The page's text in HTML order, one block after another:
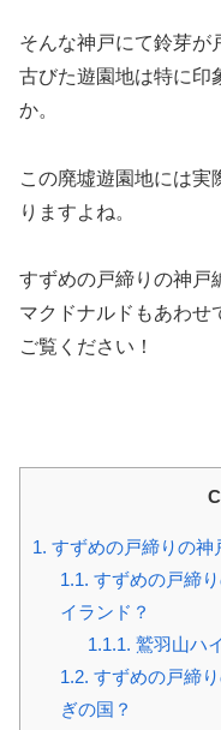
そんな神戸にて鈴芽が
古びた遊園地は特に印
か。
この廃墟遊園地には実
りますよね。
すずめの戸締りの神戸
マクドナルドもあわせ
ご覧ください！
1. すずめの戸締りの神
1.1. すずめの戸締
イランド？
1.1.1. 鷲羽山ハ
1.2. すずめの戸締
ぎの国？